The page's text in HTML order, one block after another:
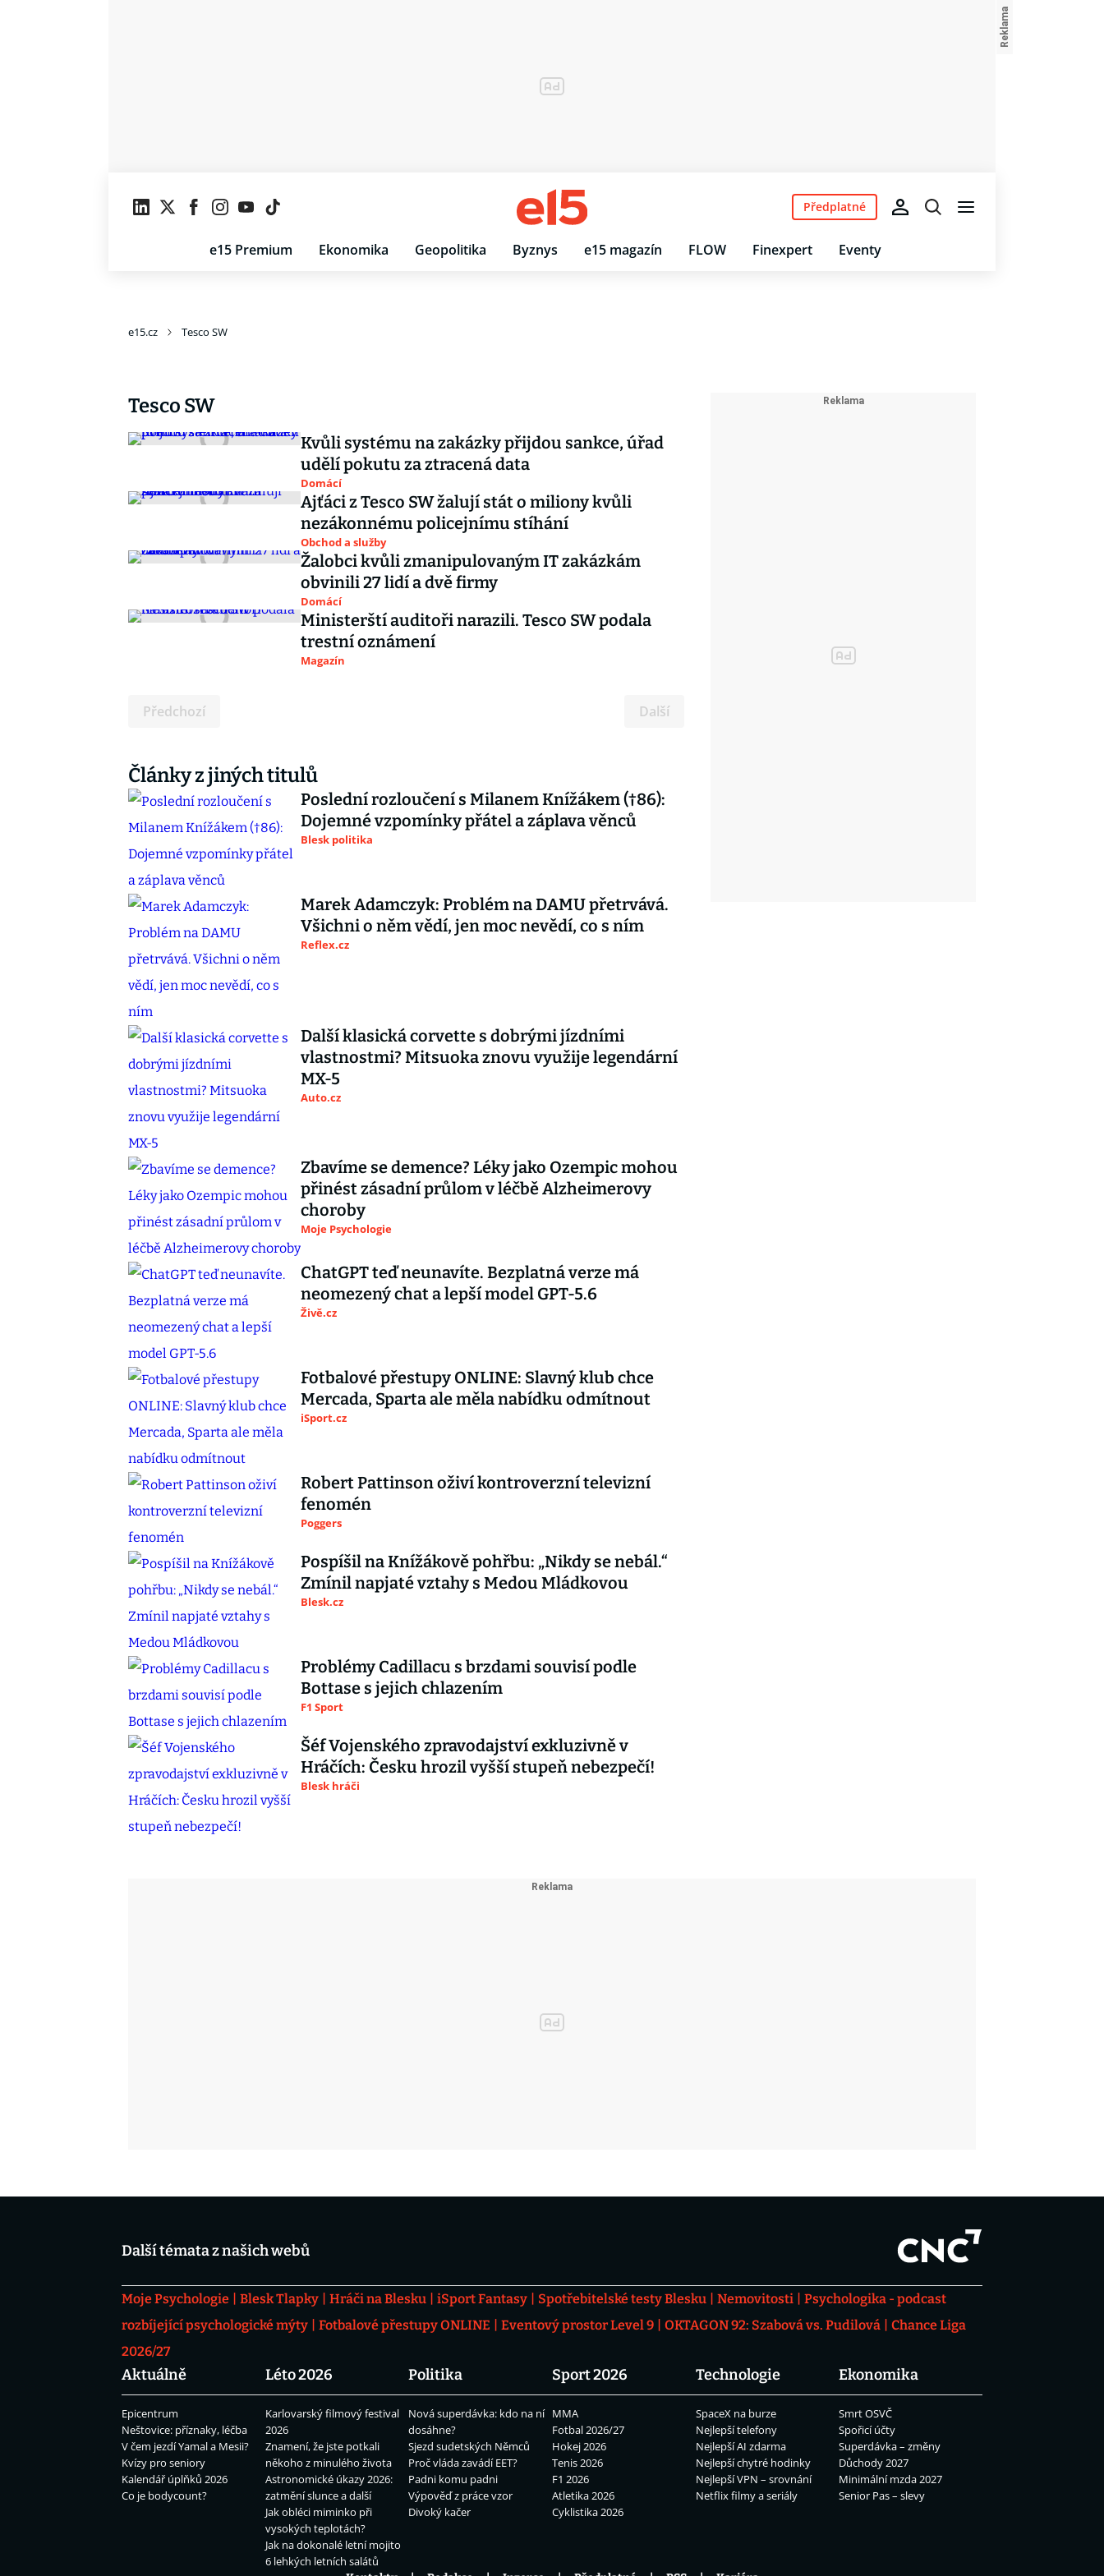
e15 Premium Ekonomika Geopolitika Byznys e15 magazín FLOW Finexpert Eventy
Předplatné
e15.cz Tesco SW
Tesco SW
Kvůli systému na zakázky přijdou sankce, úřad
udělí pokutu za ztracená data
Domácí
Ajťáci z Tesco SW žalují stát o miliony kvůli
nezákonnému policejnímu stíhání
Obchod a služby
Žalobci kvůli zmanipulovaným IT zakázkám
obvinili 27 lidí a dvě firmy
Domácí
Ministerští auditoři narazili. Tesco SW podala
trestní oznámení
Magazín
Předchozí Další
Články z jiných titulů
Poslední rozloučení s Milanem Knížákem (†86):
Dojemné vzpomínky přátel a záplava věnců
Blesk politika
Marek Adamczyk: Problém na DAMU přetrvává.
Všichni o něm vědí, jen moc nevědí, co s ním
Reflex.cz
Další klasická corvette s dobrými jízdními
vlastnostmi? Mitsuoka znovu využije legendární
MX-5
Auto.cz
Zbavíme se demence? Léky jako Ozempic mohou
přinést zásadní průlom v léčbě Alzheimerovy
choroby
Moje Psychologie
ChatGPT teď neunavíte. Bezplatná verze má
neomezený chat a lepší model GPT-5.6
Živě.cz
Fotbalové přestupy ONLINE: Slavný klub chce
Mercada, Sparta ale měla nabídku odmítnout
iSport.cz
Robert Pattinson oživí kontroverzní televizní
fenomén
Poggers
Pospíšil na Knížákově pohřbu: „Nikdy se nebál.“
Zmínil napjaté vztahy s Medou Mládkovou
Blesk.cz
Problémy Cadillacu s brzdami souvisí podle
Bottase s jejich chlazením
F1 Sport
Šéf Vojenského zpravodajství exkluzivně v
Hráčích: Česku hrozil vyšší stupeň nebezpečí!
Blesk hráči
Další témata z našich webů
Moje Psychologie Blesk Tlapky Hráči na Blesku iSport Fantasy Spotřebitelské testy Blesku Nemovitosti
Psychologika - podcast
rozbíjející psychologické mýty
Fotbalové přestupy ONLINE Eventový prostor Level 9 OKTAGON 92: Szabová vs. Pudilová
Chance Liga
2026/27
Aktuálně
Epicentrum
Neštovice: příznaky, léčba
V čem jezdí Yamal a Mesii?
Kvízy pro seniory
Kalendář úplňků 2026
Co je bodycount?
Léto 2026
Karlovarský filmový festival
2026
Znamení, že jste potkali
někoho z minulého života
Astronomické úkazy 2026:
zatmění slunce a další
Jak obléci miminko při
vysokých teplotách?
Jak na dokonalé letní mojito
6 lehkých letních salátů
Politika
Nová superdávka: kdo na ní
dosáhne?
Sjezd sudetských Němců
Proč vláda zavádí EET?
Padni komu padni
Výpověď z práce vzor
Divoký kačer
Sport 2026
MMA
Fotbal 2026/27
Hokej 2026
Tenis 2026
F1 2026
Atletika 2026
Cyklistika 2026
Technologie
SpaceX na burze
Nejlepší telefony
Nejlepší AI zdarma
Nejlepší chytré hodinky
Nejlepší VPN – srovnání
Netflix filmy a seriály
Ekonomika
Smrt OSVČ
Spořicí účty
Superdávka – změny
Důchody 2027
Minimální mzda 2027
Senior Pas – slevy